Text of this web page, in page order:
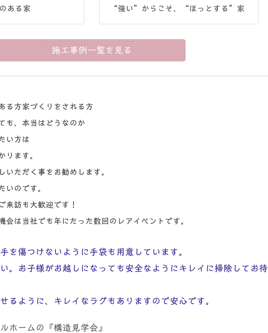
ある家 “強い”からこそ、“ほっとする”家
施工事例一覧を見る
る方家づくりをされる方
も、本当はどうなのか
い方は
ります。
いただく事をお勧めします。
いのです。
来訪も大歓迎です！
会は当社でも年にたった数回のレアイベントです。
を傷つけないように手袋も用意しています。
。お子様がお越しになっても安全なようにキレイに掃除してお待
るように、キレイなラグもありますので安心です。
ホームの『構造見学会』